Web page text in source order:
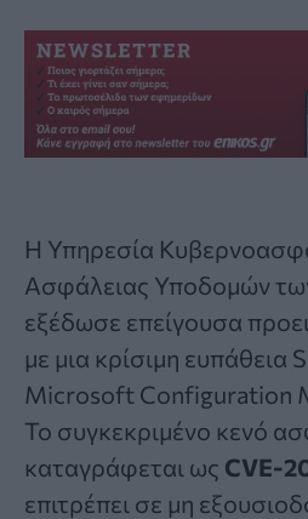
Η Υπηρεσία
Ασφάλειας Υποδομών
εξέδωσε επείγουσα
με μια κρίσιμη ευπάθεια
Microsoft Configuration
Το συγκεκριμένο κενό
καταγράφεται ως CVE-
επιτρέπει σε μη